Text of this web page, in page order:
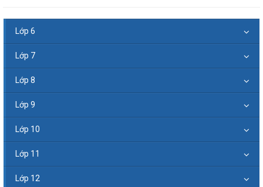
Lớp 6
Lớp 7
Lớp 8
Lớp 9
Lớp 10
Lớp 11
Lớp 12